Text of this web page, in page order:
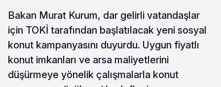
Bakan Murat Kurum, dar gelirli vatandaşlar
için TOKİ tarafından başlatılacak yeni sosyal
konut kampanyasını duyurdu. Uygun fiyatlı
konut imkanları ve arsa maliyetlerini
düşürmeye yönelik çalışmalarla konut